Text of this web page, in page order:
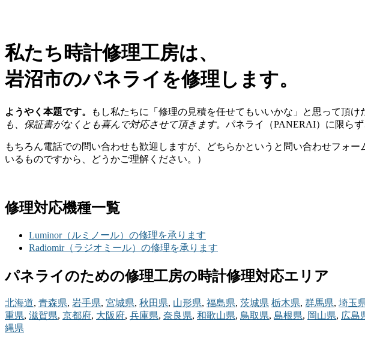
私たち時計修理工房は、
岩沼市のパネライを修理します。
ようやく本題です。 もし私たちに「修理の見積を任せてもいいかな」と思って頂
も、保証書がなくとも喜んで対応させて頂きます。 パネライ（PANERAI）に限ら
もちろん電話での問い合わせも歓迎しますが、どちらかというと問い合わせフォ
いるものですから、どうかご理解ください。）
修理対応機種一覧
Luminor（ルミノール）の修理を承ります
Radiomir（ラジオミール）の修理を承ります
パネライのための修理工房の時計修理対応エリア
北海道, 青森県, 岩手県, 宮城県, 秋田県, 山形県, 福島県, 茨城県 栃木県, 群馬県, 埼玉
重県, 滋賀県, 京都府, 大阪府, 兵庫県, 奈良県, 和歌山県, 鳥取県, 島根県, 岡山県, 広島
縄県